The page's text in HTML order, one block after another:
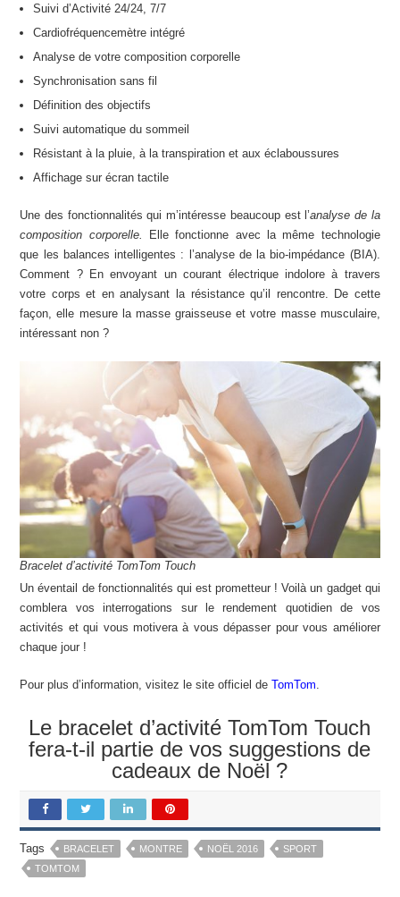
Suivi d’Activité 24/24, 7/7
Cardiofréquencemètre intégré
Analyse de votre composition corporelle
Synchronisation sans fil
Définition des objectifs
Suivi automatique du sommeil
Résistant à la pluie, à la transpiration et aux éclaboussures
Affichage sur écran tactile
Une des fonctionnalités qui m’intéresse beaucoup est l’analyse de la
composition corporelle.
Elle fonctionne avec la même technologie
que les balances intelligentes : l’analyse de la bio-impédance (BIA).
Comment ? En envoyant un courant électrique indolore à travers
votre corps et en analysant la résistance qu’il rencontre. De cette
façon, elle mesure la masse graisseuse et votre masse musculaire,
intéressant non ?
Bracelet d’activité TomTom Touch
Un éventail de fonctionnalités qui est prometteur ! Voilà un gadget qui
comblera vos interrogations sur le rendement quotidien de vos
activités et qui vous motivera à vous dépasser pour vous améliorer
chaque jour !
Pour plus d’information, visitez le site officiel deTomTom
Le bracelet d’activité TomTom Touch
fera-t-il partie de vos suggestions de
cadeaux de Noël ?
Tags BRACELET MONTRE NOËL 2016
SPORT
TOMTOM